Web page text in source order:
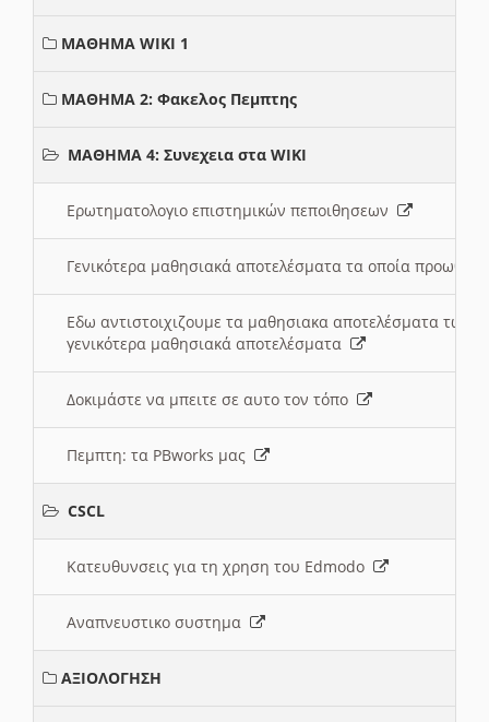
ΜΑΘΗΜΑ WIKI 1
ΜΑΘΗΜΑ 2: Φακελος Πεμπτης
ΜΑΘΗΜΑ 4: Συνεχεια στα WIKI
Ερωτηματολογιο επιστημικών πεποιθησεων
Γενικότερα μαθησιακά αποτελέσματα τα οποία
Εδω αντιστοιχιζουμε τα μαθησιακα αποτελέσματα
γενικότερα μαθησιακά αποτελέσματα
Δοκιμάστε να μπειτε σε αυτο τον τόπο
Πεμπτη: τα PBworks μας
CSCL
Κατευθυνσεις για τη χρηση του Edmodo
Αναπνευστικο συστημα
ΑΞΙΟΛΟΓΗΣΗ